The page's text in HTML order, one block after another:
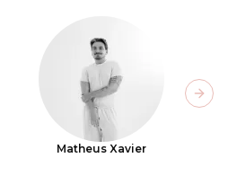
Matheus Xavier